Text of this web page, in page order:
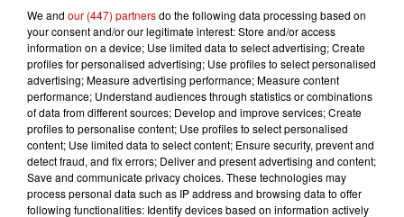
JOSEPH KAMEL
Celui Qui Part
HUGEL, IMAEL ANGEL,
ULTRA NATE
Movin' To The Sun
MYLENE FARMER
C'est A Qui Le Tour
We and our (447) partnersdo the following data processing based on
your consent and/or our legitimate interest: Store and/or access
information on a device; Use limited data to select advertising; Create
profiles for personalised advertising; Use profiles to select personalised
advertising; Measure advertising performance; Measure content
performance; Understand audiences through statistics or combinations
of data from different sources; Develop and improve services; Create
profiles to personalise content; Use profiles to select personalised
content; Use limited data to select content; Ensure security, prevent and
detect fraud, and fix errors; Deliver and present advertising and content;
Save and communicate privacy choices. These technologies may
process personal data such as IP address and browsing data to offer
following functionalities: Identify devices based on information actively